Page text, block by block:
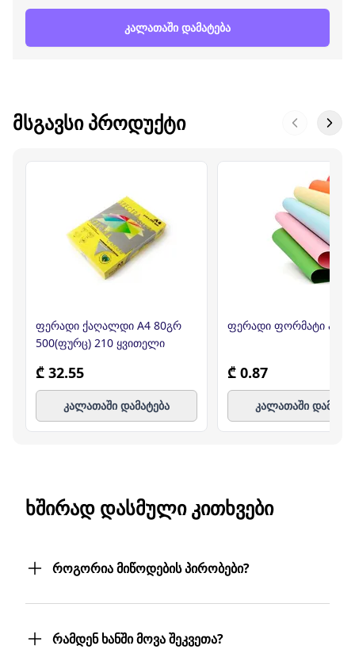
კალათაში დამატება
ᲛᲡᲒᲐᲕᲡᲘ ᲞᲠᲝᲓᲣᲥᲢᲘ
ფერადი ქაღალდი A4 80გრ
500(ფურც) 210 ყვითელი
₾ 32.55
კალათაში დამატება
ფერადი ფორმატი ა1
₾ 0.87
კალათაში
ᲮᲨᲘᲠᲐᲓ ᲓᲐᲡᲛᲣᲚᲘ ᲙᲘᲗᲮᲕᲔᲑᲘ
როგორია მიწოდების პირობები?
მითითებულ მისამართზე მოგაწვდით.
თუ თქვენი ბიზნესი რამდენიმე
რამდენ ხანში მოვა შეკვეთა?